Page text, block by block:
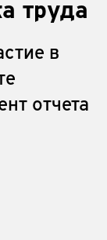
труда
в
отчета